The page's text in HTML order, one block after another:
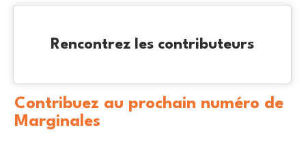
Rencontrez les contributeurs
Contribuez au prochain numéro de
Marginales